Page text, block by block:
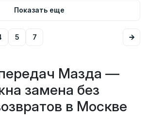
Показать еще
5 7
Мазда —
замена без
в Москве